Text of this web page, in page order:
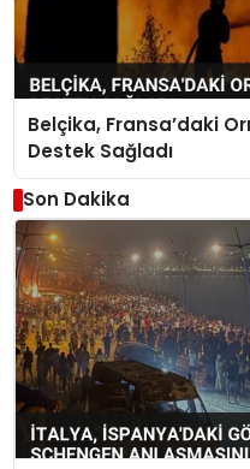
Belçika, Fransa’daki
Destek Sağladı
Son Dakika